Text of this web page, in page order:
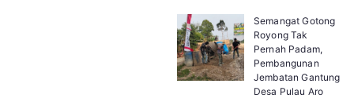
Semangat Gotong
Royong Tak
Pernah Padam,
Pembangunan
Jembatan Gantung
Desa Pulau Aro